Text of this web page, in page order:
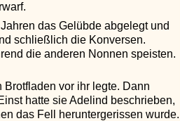
das Gelübde abgelegt und
schließlich die Konversen.
die anderen Nonnen speisten.
vor ihr legte. Dann
hatte sie Adelind beschrieben,
das Fell heruntergerissen wurde.